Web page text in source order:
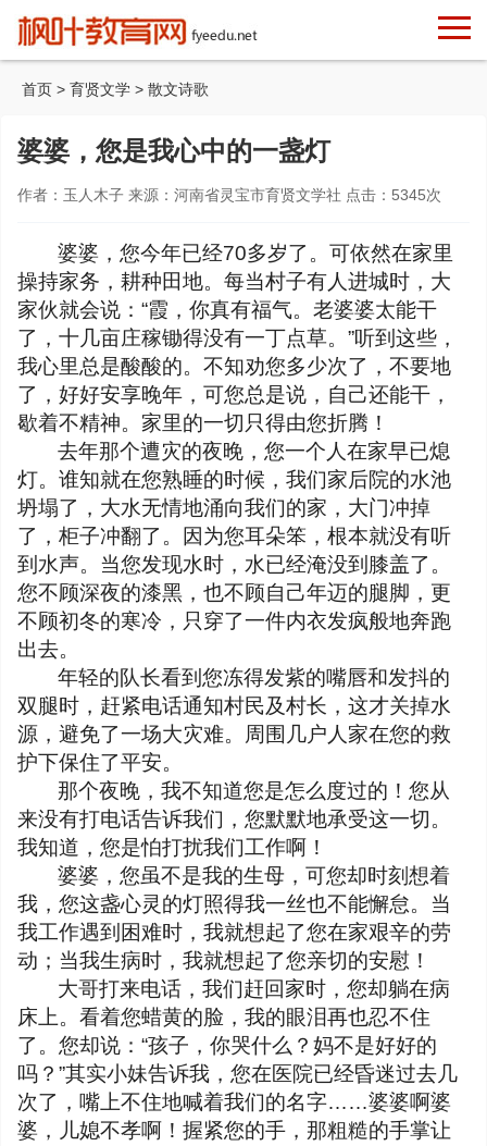
首页 > 育贤文学 > 散文诗歌
婆婆，您是我心中的一盏灯
作者：玉人木子 来源：河南省灵宝市育贤文学社 点击： 5345次
婆婆，您今年已经70多岁了。可依然在家里
操持家务，耕种田地。每当村子有人进城时，大
家伙就会说：“霞，你真有福气。老婆婆太能干
了，十几亩庄稼锄得没有一丁点草。”听到这些，
我心里总是酸酸的。不知劝您多少次了，不要地
了，好好安享晚年，可您总是说，自己还能干，
歇着不精神。家里的一切只得由您折腾！
去年那个遭灾的夜晚，您一个人在家早已熄
灯。谁知就在您熟睡的时候，我们家后院的水池
坍塌了，大水无情地涌向我们的家，大门冲掉
了，柜子冲翻了。因为您耳朵笨，根本就没有听
到水声。当您发现水时，水已经淹没到膝盖了。
您不顾深夜的漆黑，也不顾自己年迈的腿脚，更
不顾初冬的寒冷，只穿了一件内衣发疯般地奔跑
出去。
年轻的队长看到您冻得发紫的嘴唇和发抖的
双腿时，赶紧电话通知村民及村长，这才关掉水
源，避免了一场大灾难。周围几户人家在您的救
护下保住了平安。
那个夜晚，我不知道您是怎么度过的！您从
来没有打电话告诉我们，您默默地承受这一切。
我知道，您是怕打扰我们工作啊！
婆婆，您虽不是我的生母，可您却时刻想着
我，您这盏心灵的灯照得我一丝也不能懈怠。当
我工作遇到困难时，我就想起了您在家艰辛的劳
动；当我生病时，我就想起了您亲切的安慰！
大哥打来电话，我们赶回家时，您却躺在病
床上。看着您蜡黄的脸，我的眼泪再也忍不住
了。您却说：“孩子，你哭什么？妈不是好好的
吗？”其实小妹告诉我，您在医院已经昏迷过去几
次了，嘴上不住地喊着我们的名字……婆婆啊婆
婆，儿媳不孝啊！握紧您的手，那粗糙的手掌让